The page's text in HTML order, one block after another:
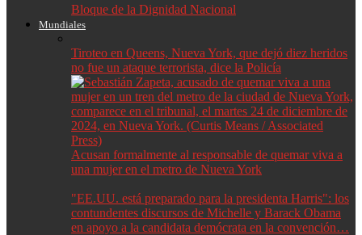
Bloque de la Dignidad Nacional
Mundiales
Tiroteo en Queens, Nueva York, que dejó diez heridos
no fue un ataque terrorista, dice la Policía
Acusan formalmente al responsable de quemar viva a
una mujer en el metro de Nueva York
"EE.UU. está preparado para la presidenta Harris": los
contundentes discursos de Michelle y Barack Obama
en apoyo a la candidata demócrata en la convención…